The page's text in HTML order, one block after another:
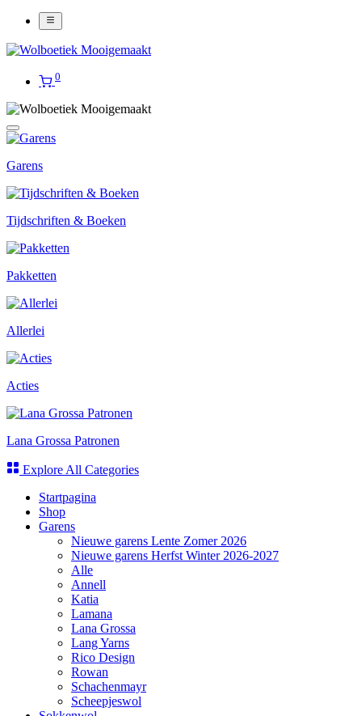
0
Garens
Tijdschriften & Boeken
Pakketten
Allerlei
Acties
Lana Grossa Patronen
Explore All Categories
Startpagina
Shop
Garens
Nieuwe garens Lente Zomer 2026
Nieuwe garens Herfst Winter 2026-2027
Alle
Annell
Katia
Lamana
Lana Grossa
Lang Yarns
Rico Design
Rowan
Schachenmayr
Scheepjeswol